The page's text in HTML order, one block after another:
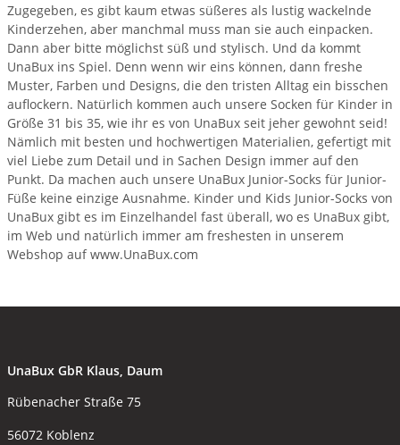
Zugegeben, es gibt kaum etwas süßeres als lustig wackelnde
Kinderzehen, aber manchmal muss man sie auch einpacken.
Dann aber bitte möglichst süß und stylisch. Und da kommt
UnaBux ins Spiel. Denn wenn wir eins können, dann freshe
Muster, Farben und Designs, die den tristen Alltag ein bisschen
auflockern. Natürlich kommen auch unsere Socken für Kinder in
Größe 31 bis 35, wie ihr es von UnaBux seit jeher gewohnt seid!
Nämlich mit besten und hochwertigen Materialien, gefertigt mit
viel Liebe zum Detail und in Sachen Design immer auf den
Punkt. Da machen auch unsere UnaBux Junior-Socks für Junior-
Füße keine einzige Ausnahme. Kinder und Kids Junior-Socks von
UnaBux gibt es im Einzelhandel fast überall, wo es UnaBux gibt,
im Web und natürlich immer am freshesten in unserem
Webshop auf www.UnaBux.com
UnaBux GbR Klaus, Daum
Rübenacher Straße 75
56072 Koblenz